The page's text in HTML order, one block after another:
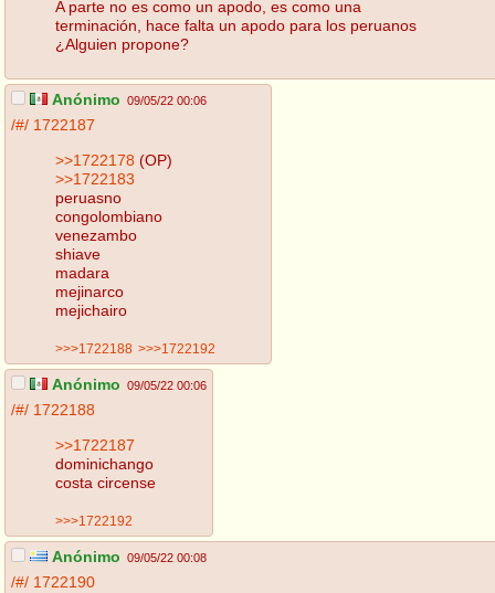
A parte no es como un apodo, es como una
terminación, hace falta un apodo para los peruanos
¿Alguien propone?
Anónimo 09/05/22 00:06
/#/ 1722187
>>1722178 (OP)
>>1722183
peruasno
congolombiano
venezambo
shiave
madara
mejinarco
mejichairo
>>>1722188 >>>1722192
Anónimo 09/05/22 00:06
/#/ 1722188
>>1722187
dominichango
costa circense
>>>1722192
Anónimo 09/05/22 00:08
/#/ 1722190